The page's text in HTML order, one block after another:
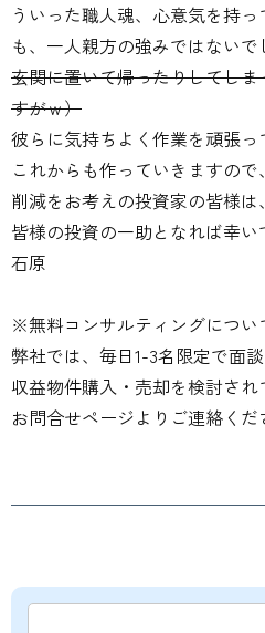
ういった職人魂、心意気を持
も、一人親方の強みではないで
玄関に置いて帰ったりしてし
すがｗ）
彼らに気持ちよく作業を頑張
これからも作っていきますの
削減をお考えの投資家の皆様は
皆様の投資の一助となれば幸い
石原
※無料コンサルティングにつ
弊社では、毎日1-3名限定で面
収益物件購入・売却を検討さ
お問合せページよりご連絡くだ